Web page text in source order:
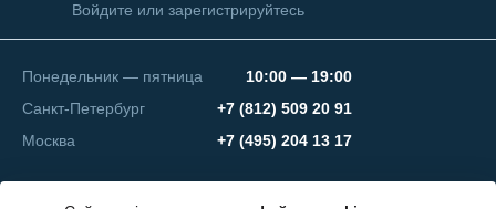
Войдите или зарегистрируйтесь
Понедельник — пятница
10:00 — 19:00
Санкт-Петербург
+7 (812) 509 20 91
Москва
+7 (495) 204 13 17